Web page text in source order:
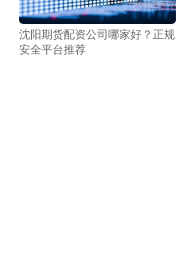
沈阳期货配资公司哪家好？正规
安全平台推荐